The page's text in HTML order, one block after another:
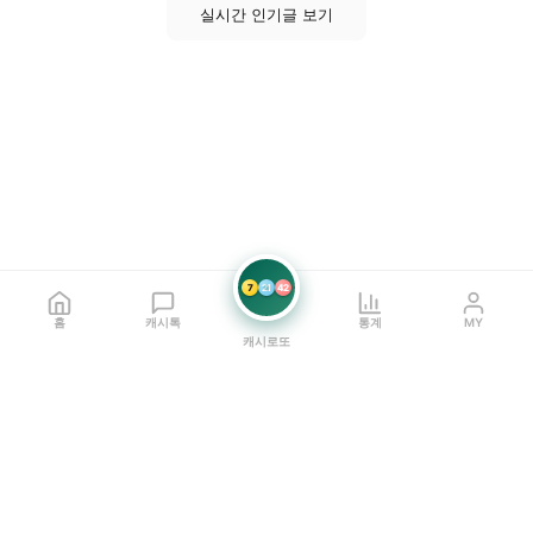
실시간 인기글 보기
홈 캐시톡
7 21 42
캐시로또
통계 MY